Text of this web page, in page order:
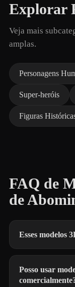
Explorar
Veja mais
amplas.
Personagens
Super-heróis
Figuras
FAQ de
de
Esses modelos
Posso usar